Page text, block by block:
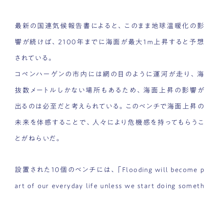
最新の国連気候報告書によると、このまま地球温暖化の影
響が続けば、2100年までに海面が最大1ｍ上昇すると予想
されている。
コペンハーゲンの市内には網の目のように運河が走り、海
抜数メートルしかない場所もあるため、海面上昇の影響が
出るのは必至だと考えられている。このベンチで海面上昇の
未来を体感することで、人々により危機感を持ってもらうこ
とがねらいだ。
設置された10個のベンチには、「Flooding will become p
art of our everyday life unless we start doing someth